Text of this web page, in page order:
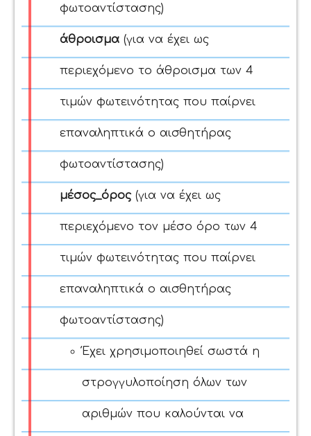
φωτοαντίστασης)
άθροισμα (για να έχει ως
περιεχόμενο το άθροισμα των 4
τιμών φωτεινότητας που παίρνει
επαναληπτικά ο αισθητήρας
φωτοαντίστασης)
μέσος_όρος (για να έχει ως
περιεχόμενο τον μέσο όρο των 4
τιμών φωτεινότητας που παίρνει
επαναληπτικά ο αισθητήρας
φωτοαντίστασης)
Έχει χρησιμοποιηθεί σωστά η
στρογγυλοποίηση όλων των
αριθμών που καλούνται να